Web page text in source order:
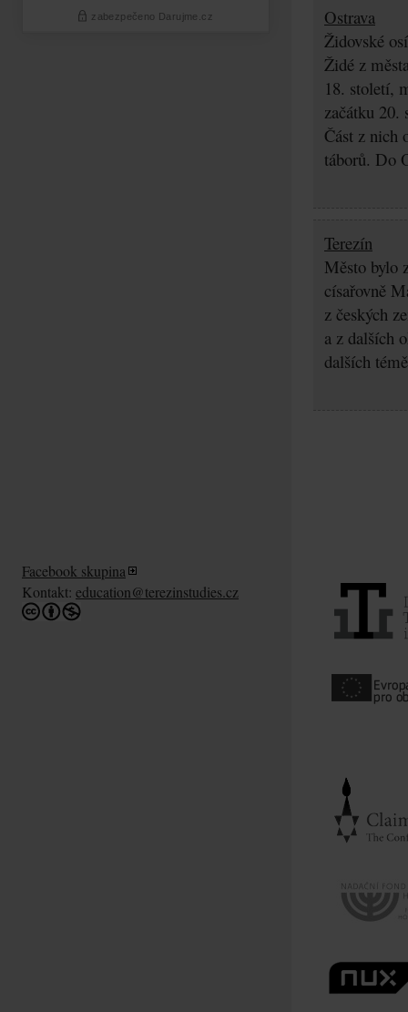
Ostrava
Židovské
Židé z
18. století,
začátku 20.
Část z nich
táborů. Do
Terezín
Město bylo
císařovně
z českých
a z dalších
dalších
Facebook skupina
Kontakt: education@terezinstudies.cz